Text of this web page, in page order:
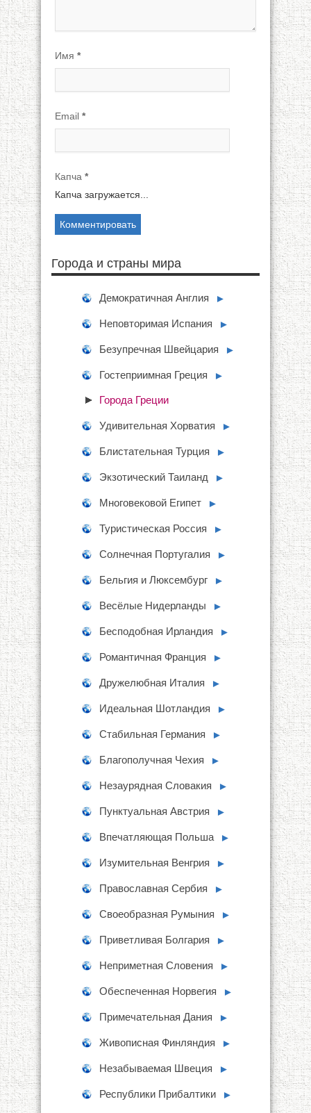
Имя *
Email *
Капча *
Капча загружается...
Города и страны мира
Демократичная Англия ►
Неповторимая Испания ►
Безупречная Швейцария ►
Гостеприимная Греция ►
Города Греции
Удивительная Хорватия ►
Блистательная Турция ►
Экзотический Таиланд ►
Многовековой Египет ►
Туристическая Россия ►
Солнечная Португалия ►
Бельгия и Люксембург ►
Весёлые Нидерланды ►
Бесподобная Ирландия ►
Романтичная Франция ►
Дружелюбная Италия ►
Идеальная Шотландия ►
Стабильная Германия ►
Благополучная Чехия ►
Незаурядная Словакия ►
Пунктуальная Австрия ►
Впечатляющая Польша ►
Изумительная Венгрия ►
Православная Сербия ►
Своеобразная Румыния ►
Приветливая Болгария ►
Неприметная Словения ►
Обеспеченная Норвегия ►
Примечательная Дания ►
Живописная Финляндия ►
Незабываемая Швеция ►
Республики Прибалтики ►